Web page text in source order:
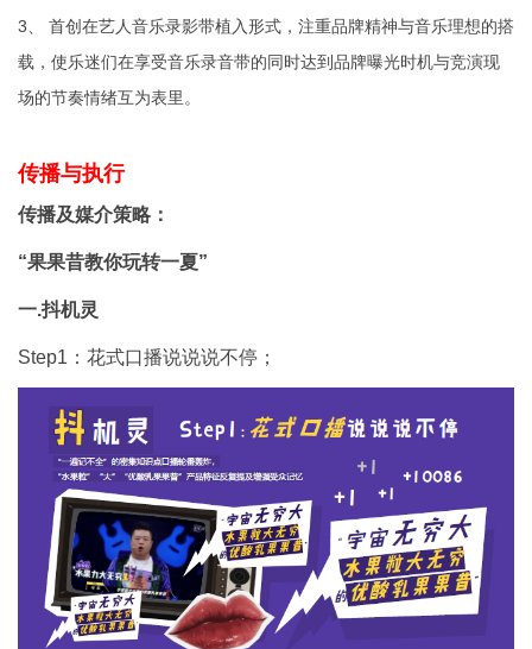
3、 首创在艺人音乐录影带植入形式，注重品牌精神与音乐理想的搭
载，使乐迷们在享受音乐录音带的同时达到品牌曝光时机与竞演现
场的节奏情绪互为表里。
传播与执行
传播及媒介策略：
“果果昔教你玩转一夏”
一.抖机灵
Step1：花式口播说说说不停；